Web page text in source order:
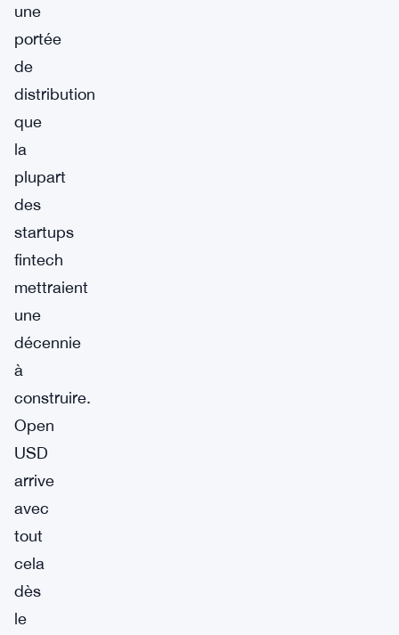
une
portée
de
distribution
que
la
plupart
des
startups
fintech
mettraient
une
décennie
à
construire.
Open
USD
arrive
avec
tout
cela
dès
le